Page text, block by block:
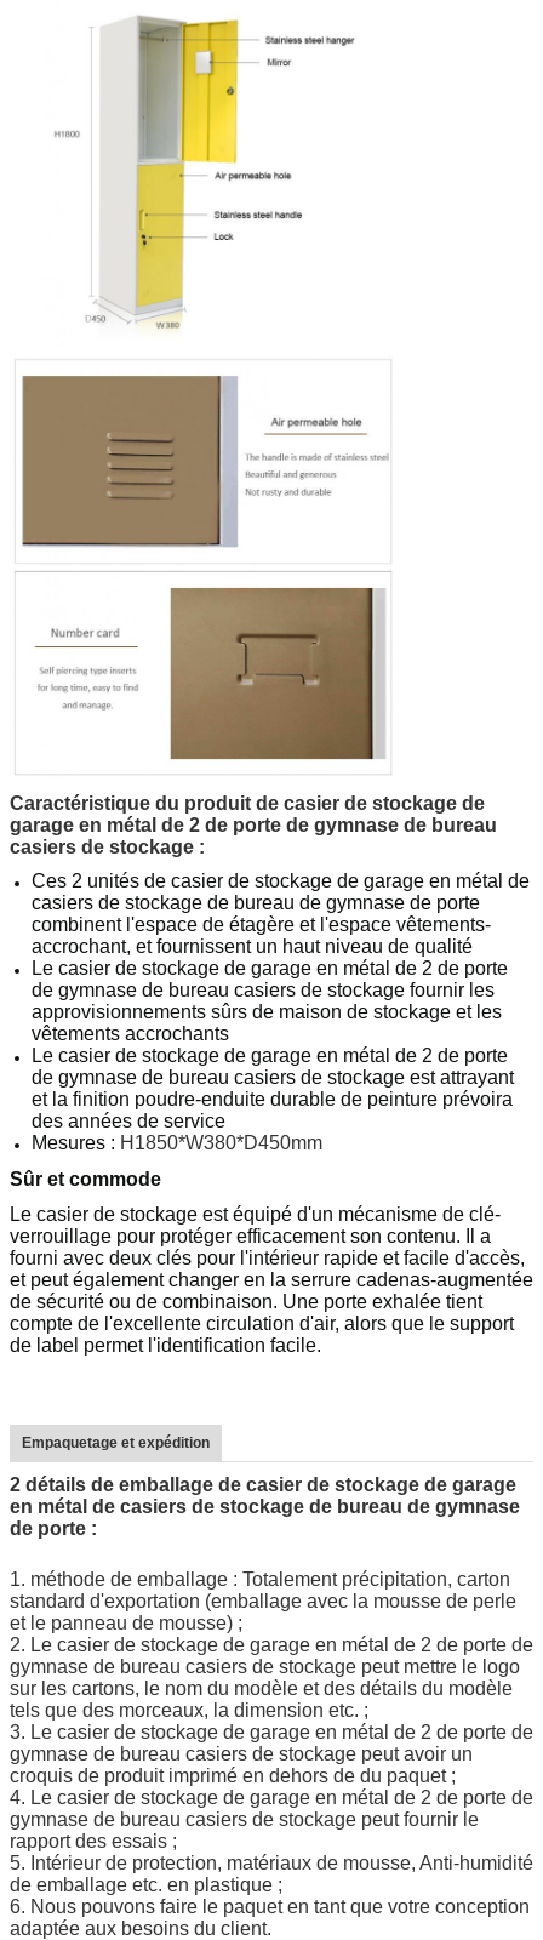
Caractéristique du produit de casier de stockage de
garage en métal de 2 de porte de gymnase de bureau
casiers de stockage :
Ces 2 unités de casier de stockage de garage en métal de
casiers de stockage de bureau de gymnase de porte
combinent l'espace de étagère et l'espace vêtements-
accrochant, et fournissent un haut niveau de qualité
Le casier de stockage de garage en métal de 2 de porte
de gymnase de bureau casiers de stockage fournir les
approvisionnements sûrs de maison de stockage et les
vêtements accrochants
Le casier de stockage de garage en métal de 2 de porte
de gymnase de bureau casiers de stockage est attrayant
et la finition poudre-enduite durable de peinture prévoira
des années de service
Mesures : H1850*W380*D450mm
Sûr et commode
Le casier de stockage est équipé d'un mécanisme de clé-
verrouillage pour protéger efficacement son contenu. Il a
fourni avec deux clés pour l'intérieur rapide et facile d'accès,
et peut également changer en la serrure cadenas-augmentée
de sécurité ou de combinaison. Une porte exhalée tient
compte de l'excellente circulation d'air, alors que le support
de label permet l'identification facile.
Empaquetage et expédition
2 détails de emballage de casier de stockage de garage
en métal de casiers de stockage de bureau de gymnase
de porte :
1. méthode de emballage : Totalement précipitation, carton
standard d'exportation (emballage avec la mousse de perle
et le panneau de mousse) ;
2. Le casier de stockage de garage en métal de 2 de porte de
gymnase de bureau casiers de stockage peut mettre le logo
sur les cartons, le nom du modèle et des détails du modèle
tels que des morceaux, la dimension etc. ;
3. Le casier de stockage de garage en métal de 2 de porte de
gymnase de bureau casiers de stockage peut avoir un
croquis de produit imprimé en dehors de du paquet ;
4. Le casier de stockage de garage en métal de 2 de porte de
gymnase de bureau casiers de stockage peut fournir le
rapport des essais ;
5. Intérieur de protection, matériaux de mousse, Anti-humidité
de emballage etc. en plastique ;
6. Nous pouvons faire le paquet en tant que votre conception
adaptée aux besoins du client.